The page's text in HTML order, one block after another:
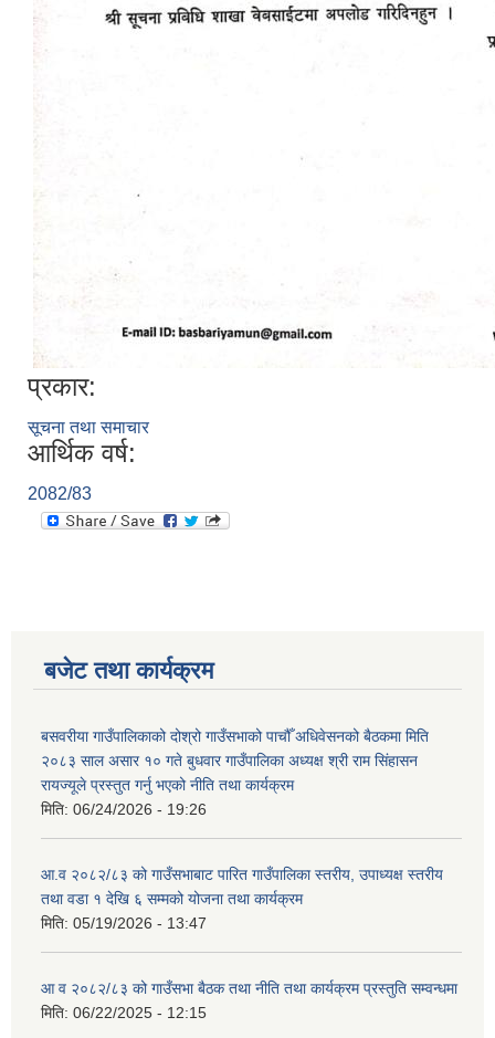
प्रकार:
सूचना तथा समाचार
आर्थिक वर्ष:
2082/83
बजेट तथा कार्यक्रम
बसवरीया गाउँपालिकाको दोश्रो गाउँसभाको पाचौँ अधिवेसनको बैठकमा मिति
२०८३ साल असार १० गते बुधवार गाउँपालिका अध्यक्ष श्री राम सिंहासन
रायज्यूले प्रस्तुत गर्नु भएको नीति तथा कार्यक्रम
मिति: 06/24/2026 - 19:26
आ.व २०८२/८३ को गाउँसभाबाट पारित गाउँपालिका स्तरीय, उपाध्यक्ष स्तरीय
तथा वडा १ देखि ६ सम्मको योजना तथा कार्यक्रम
मिति: 05/19/2026 - 13:47
आ व २०८२/८३ को गाउँसभा बैठक तथा नीति तथा कार्यक्रम प्रस्तुति सम्वन्धमा
मिति: 06/22/2025 - 12:15